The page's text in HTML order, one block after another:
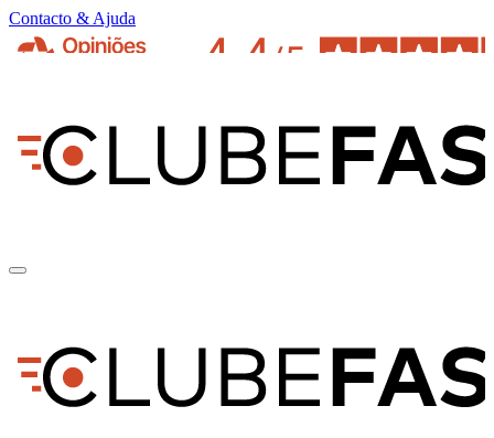
Contacto & Ajuda